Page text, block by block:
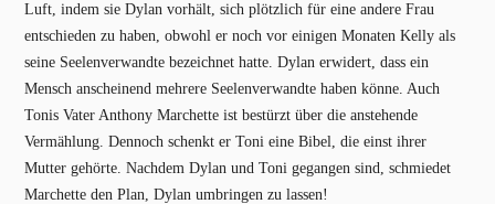
Luft, indem sie Dylan vorhält, sich plötzlich für eine andere Frau
entschieden zu haben, obwohl er noch vor einigen Monaten Kelly als
seine Seelenverwandte bezeichnet hatte. Dylan erwidert, dass ein
Mensch anscheinend mehrere Seelenverwandte haben könne. Auch
Tonis Vater Anthony Marchette ist bestürzt über die anstehende
Vermählung. Dennoch schenkt er Toni eine Bibel, die einst ihrer
Mutter gehörte. Nachdem Dylan und Toni gegangen sind, schmiedet
Marchette den Plan, Dylan umbringen zu lassen!